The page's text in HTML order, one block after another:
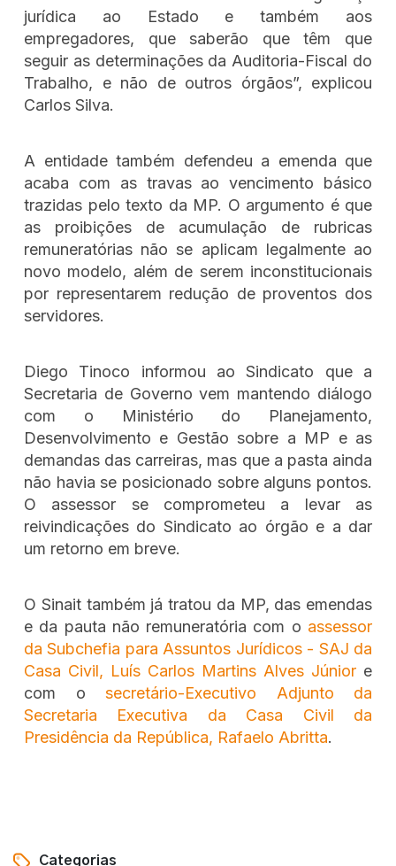
jurídica ao Estado e também aos
empregadores, que saberão que têm que
seguir as determinações da Auditoria-Fiscal do
Trabalho, e não de outros órgãos”, explicou
Carlos Silva.
A entidade também defendeu a emenda que
acaba com as travas ao vencimento básico
trazidas pelo texto da MP. O argumento é que
as proibições de acumulação de rubricas
remuneratórias não se aplicam legalmente ao
novo modelo, além de serem inconstitucionais
por representarem redução de proventos dos
servidores.
Diego Tinoco informou ao Sindicato que a
Secretaria de Governo vem mantendo diálogo
com o Ministério do Planejamento,
Desenvolvimento e Gestão sobre a MP e as
demandas das carreiras, mas que a pasta ainda
não havia se posicionado sobre alguns pontos.
O assessor se comprometeu a levar as
reivindicações do Sindicato ao órgão e a dar
um retorno em breve.
O Sinait também já tratou da MP, das emendas
e da pauta não remuneratória com o assessor
da Subchefia para Assuntos Jurídicos - SAJ da
Casa Civil, Luís Carlos Martins Alves Júnior e
com o secretário-Executivo Adjunto da
Secretaria Executiva da Casa Civil da
Presidência da República, Rafaelo Abritta.
Categorias